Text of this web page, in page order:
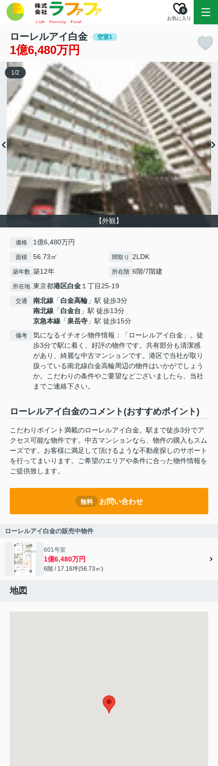
お気に入り
0
ローレルアイ白金 空室1
1億6,480万円
【外観】
1/2
価格 1億6,480万円
面積 56.73㎡ 間取り 2LDK
築年数 築12年 所在階 6階/7階建
所在地 東京都港区白金１丁目25-19
交通 南北線 「白金高輪 」駅 徒歩3分
南北線 「白金台 」駅 徒歩13分
京急本線 「泉岳寺 」駅 徒歩15分
備考
気になるイチオシ物件情報：「ローレルアイ白金」。徒
歩3分で駅に着く、好評の物件です。共有部分も清潔感
があり、綺麗な中古マンションです。港区で当社が取り
扱っている南北線白金高輪周辺の物件はいかがでしょう
か。こだわりの条件やご要望などございましたら、当社
までご連絡下さい。
ローレルアイ白金のコメント(おすすめポイント)
こだわりポイント満載のローレルアイ白金。駅まで徒歩3分でア
クセス可能な物件です。中古マンションなら、物件の購入もスム
ーズです。お客様に満足して頂けるような不動産探しのサポート
を行ってまいります。ご希望のエリアや条件に合った物件情報を
ご提供致します。
無料 お問い合わせ
ローレルアイ白金の販売中物件
601号室
1億6,480万円
6階 / 17.16坪(56.73㎡)
地図